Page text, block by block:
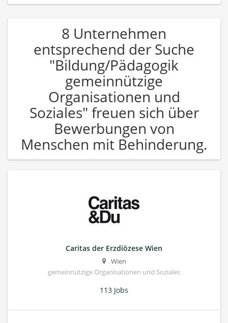
8 Unternehmen
entsprechend der Suche
"Bildung/Pädagogik
gemeinnützige
Organisationen und
Soziales" freuen sich über
Bewerbungen von
Menschen mit Behinderung.
Caritas der Erzdiözese Wien
Wien
gemeinnützige Organisationen und Soziales
113 Jobs